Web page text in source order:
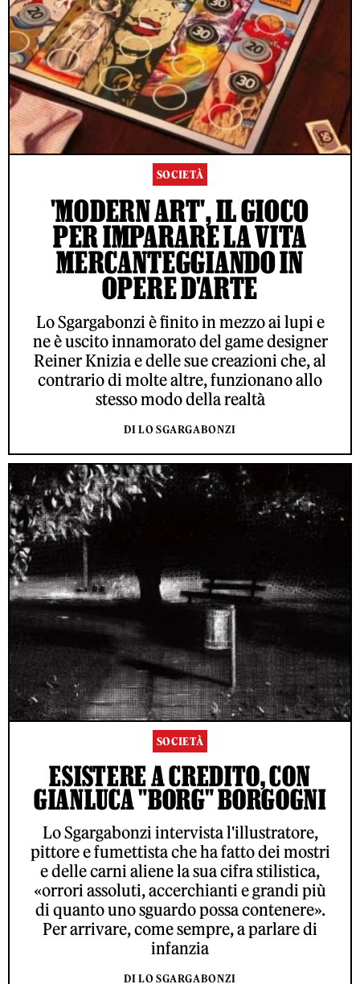
SOCIETÀ
'MODERN ART', IL GIOCO
PER IMPARARE LA VITA
MERCANTEGGIANDO IN
OPERE D'ARTE
Lo Sgargabonzi è finito in mezzo ai lupi e
ne è uscito innamorato del game designer
Reiner Knizia e delle sue creazioni che, al
contrario di molte altre, funzionano allo
stesso modo della realtà
DI LO SGARGABONZI
SOCIETÀ
ESISTERE A CREDITO, CON
GIANLUCA "BORG" BORGOGNI
Lo Sgargabonzi intervista l'illustratore,
pittore e fumettista che ha fatto dei mostri
e delle carni aliene la sua cifra stilistica,
«orrori assoluti, accerchianti e grandi più
di quanto uno sguardo possa contenere».
Per arrivare, come sempre, a parlare di
infanzia
DI LO SGARGABONZI